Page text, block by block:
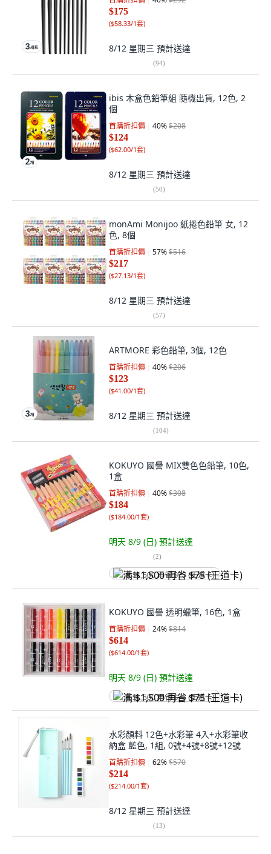
$175
($58.33/1套)
8/12 星期三 預計送達
(94)
ibis 木盒色鉛筆組 隨機出貨, 12色, 2
個
首購折扣價 40%$208
$124
($62.00/1套)
8/12 星期三 預計送達
(50)
monAmi Monijoo 紙捲色鉛筆 女, 12
色, 8個
首購折扣價 57%$516
$217
($27.13/1套)
8/12 星期三 預計送達
(57)
ARTMORE 彩色鉛筆, 3個, 12色
首購折扣價 40%$206
$123
($41.00/1套)
8/12 星期三 預計送達
(104)
KOKUYO 國譽 MIX雙色色鉛筆, 10色,
1盒
首購折扣價 40%$308
$184
($184.00/1套)
明天 8/9 (日) 預計送達
(2)
满 $1,500 再省 $75 (王道卡)
KOKUYO 國譽 透明蠟筆, 16色, 1盒
首購折扣價 24%$814
$614
($614.00/1套)
明天 8/9 (日) 預計送達
满 $1,500 再省 $75 (王道卡)
水彩顏料 12色+水彩筆 4入+水彩筆收
納盒 藍色, 1組, 0號+4號+8號+12號
首購折扣價 62%$570
$214
($214.00/1套)
8/12 星期三 預計送達
(13)